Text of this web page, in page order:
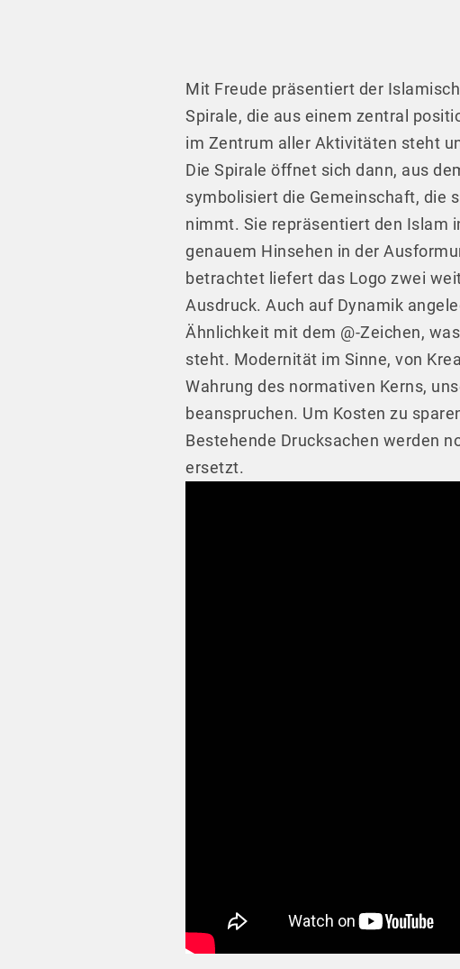
Mit Freude präsentiert der
Spirale, die aus einem zentral
im Zentrum aller Aktivitäten steht
Die Spirale öffnet sich dann, aus
symbolisiert die Gemeinschaft, die
nimmt. Sie repräsentiert den Islam
genauem Hinsehen in der
betrachtet liefert das Logo zwei
Ausdruck. Auch auf Dynamik
Ähnlichkeit mit dem @-Zeichen,
steht. Modernität im Sinne, von
Wahrung des normativen Kerns,
beanspruchen. Um Kosten zu
Bestehende Drucksachen werden
ersetzt.